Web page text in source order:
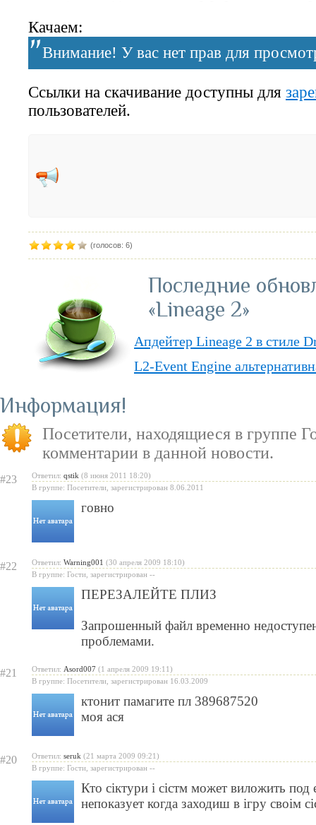
Качаем:
Внимание! У вас нет прав для
Ссылки на скачивание доступны для
пользователей.
(голосов: 6)
Последние
«Lineage 2»
Апдейтер Lineage 2 в стиле
L2-Event Engine
бесплатную модель
«Испеки свою любовь» —
Святого Валентина
Информация
Посетители, находящиеся в группе
комментарии в данной новости.
#23 Ответил: qstik (8 июня 2011 18:20)
В группе: Посетители, зарегистрирован 8.06.2011
говно
#22 Ответил: Warning001 (30 апреля 2009 18:10)
В группе: Гости, зарегистрирован --
ПЕРЕЗАЛЕЙТЕ ПЛИЗ
Запрошенный файл временно
проблемами.
#21 Ответил: Asord007 (1 апреля 2009 19:11)
В группе: Посетители, зарегистрирован 16.03.2009
ктонит памагите пл 389687520
моя ася
#20 Ответил: seruk (21 марта 2009 09:21)
В группе: Гости, зарегистрирован --
Кто сіктури і сістм может виложить под
непоказует когда заходиш в ігру своім